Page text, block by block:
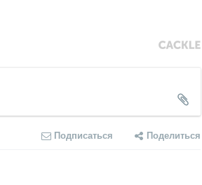
Подписаться Поделиться